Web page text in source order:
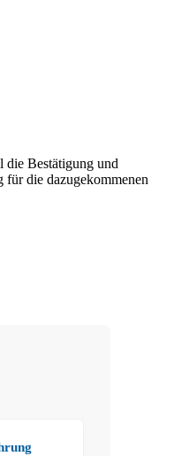
die Bestätigung und
für die dazugekommenen